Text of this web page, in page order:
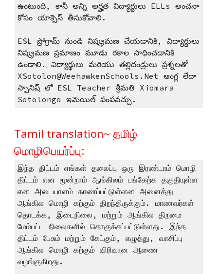
ఉంటుంది, కానీ అన్ని అర్హత విద్యార్ధులు ELLs అంచనా
కోసం యాక్సెస్ తీసుకోవాలి.
ESL ప్రోగ్రామ్ నుండి నిష్క్రమణ చేయడానికి, విద్యార్థులు
నిష్క్రమణ ప్రమాణం మూడు రకాల సాధించడానికి
ఉండాలి. విద్యార్థులు మరియు తల్లిదండ్రులు ప్రశ్నలతో
XSotolon@WeehawkenSchools.Net ఆంగ్ల లేదా
స్పానిష్ లో ESL Teacher శ్రీమతి Xiomara
Sotolongo ఇమెయిల్ పంపవచ్చు.
Tamil translation~ தமிழ்
மொழிபெயர்ப்பு:
இந்த திட்டம் எங்கள் தலைப்பு ஒரு இரண்டாம் மொழி
திட்டம் என மூன்றாம் ஆங்கிலம் பங்கேற்க தகுதியுள்ள
என அடையாளம் காணப்பட்டுள்ளன அனைத்து
ஆங்கில மொழி கற்கும் திறந்திருக்கும். மாணவர்கள்
தொடக்க, இடைநிலை, மற்றும் ஆங்கில திறமை
மேம்பட்ட நிலைகளில் தொகுக்கப்பட்டுள்ளது. இந்த
திட்டம் பேசும் மற்றும் கேட்கும், எழுத்து, வாசிப்பு
ஆங்கில மொழி கற்கும் விரிவான ஆணை
வழங்குகிறது.